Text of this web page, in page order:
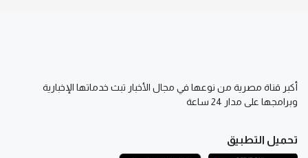
أكبر قناة مصرية من نوعها في مجال الأخبار تبث خدماتها الإخبارية
وبرامجها على مدار 24 ساعة
تحميل التطبيق